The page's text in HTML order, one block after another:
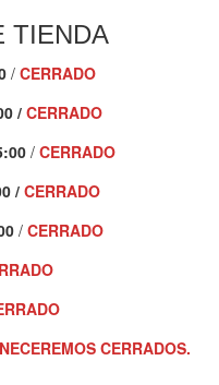
TIENDA
/CERRADO
/CERRADO
/CERRADO
/ CERRADO
/CERRADO
CERRADOS.